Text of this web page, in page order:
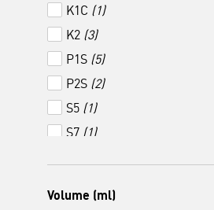
K1C (1)
K2 (3)
P1S (5)
P2S (2)
S5 (1)
S7 (1)
Volume (ml)